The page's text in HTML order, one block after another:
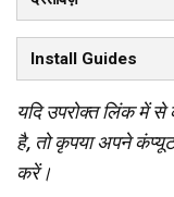
Install Guides
यदि उपरोक्त लिंक में से
है, तो कृपया अपने
करें।